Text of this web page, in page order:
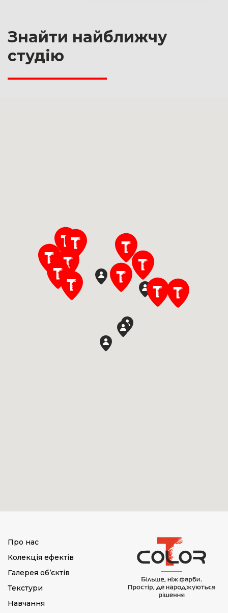
Знайти найближчу
студію
Про нас
Колекція ефектів
Галерея об’єктів
Текстури
Навчання